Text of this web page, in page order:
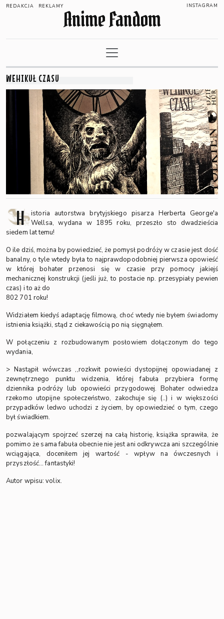
REDAKCJA REKLAMY INSTAGRAM
Anime Fandom
WEHIKUŁ CZASU
H
istoria autorstwa brytyjskiego pisarza Herberta George'a
Wellsa, wydana w 1895 roku, przeszło sto dwadzieścia
siedem lat temu!
O ile dziś, można by powiedzieć, że pomysł podróży w czasie jest dość
banalny, o tyle wtedy była to najprawdopodobniej pierwsza opowieść
w której bohater przenosi się w czasie przy pomocy jakiejś
mechanicznej konstrukcji (jeśli już, to postacie np. przesypiały pewien
czas) i to aż do
802 701 roku!
Widziałem kiedyś adaptację filmową, choć wtedy nie byłem świadomy
istnienia książki, stąd z ciekawością po nią sięgnąłem.
W połączeniu z rozbudowanym posłowiem dołączonym do tego
wydania,
> Nastąpił wówczas ,,rozkwit powieści dystopijnej opowiadanej z
zewnętrznego punktu widzenia, której fabuła przybiera formę
dziennika podróży lub opowieści przygodowej. Bohater odwiedza
rzekomo utopijne społeczeństwo, zakochuje się (..) i w większości
przypadków ledwo uchodzi z życiem, by opowiedzieć o tym, czego
był świadkiem.
pozwalającym spojrzeć szerzej na całą historię, książka sprawiła, że
pomimo że sama fabuła obecnie nie jest ani odkrywcza ani szczególnie
wciągająca, doceniłem jej wartość - wpływ na ówczesnych i
przyszłość... fantastyki!
Autor wpisu: volix.